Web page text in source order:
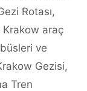
Rotası,
Krakow araç
ve
Gezisi,
Tren